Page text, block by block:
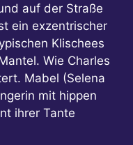
auf der Straße
ein exzentrischer
Klischees
Wie Charles
Mabel (Selena
mit hippen
ihrer Tante